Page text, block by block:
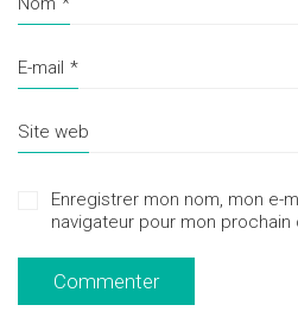
E-mail *
Site web
Enregistrer mon nom, mon e-
navigateur pour mon